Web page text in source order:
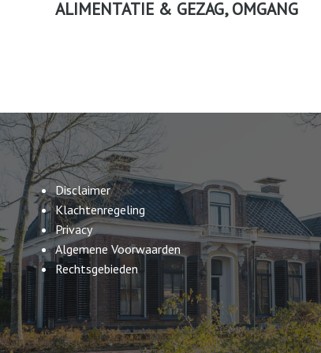
ALIMENTATIE & GEZAG, OMGANG
Disclaimer
Klachtenregeling
Privacy
Algemene Voorwaarden
Rechtsgebieden